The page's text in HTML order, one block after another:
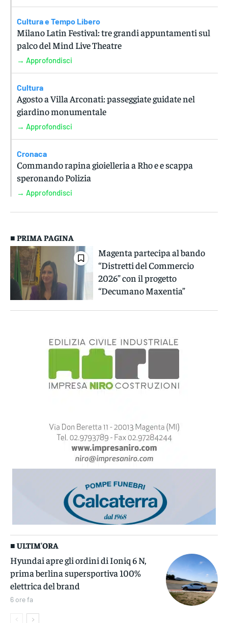
Cultura e Tempo Libero
Milano Latin Festival: tre grandi appuntamenti sul
palco del Mind Live Theatre
→ Approfondisci
Cultura
Agosto a Villa Arconati: passeggiate guidate nel
giardino monumentale
→ Approfondisci
Cronaca
Commando rapina gioielleria a Rho e e scappa
speronando Polizia
→ Approfondisci
■ PRIMA PAGINA
Magenta partecipa al bando
“Distretti del Commercio
2026” con il progetto
“Decumano Maxentia”
■ ULTIM'ORA
Hyundai apre gli ordini di Ioniq 6 N,
prima berlina supersportiva 100%
elettrica del brand
6 ore fa